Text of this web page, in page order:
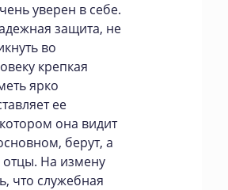
уверен в себе.
защита, не
во
крепкая
ярко
ее
она видит
берут, а
На измену
что служебная